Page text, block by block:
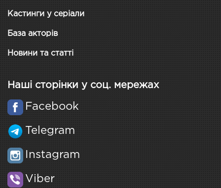
Кастинги у серіали
База акторів
Новини та статті
Наші сторінки у соц. мережах
Facebook
Telegram
Instagram
Viber